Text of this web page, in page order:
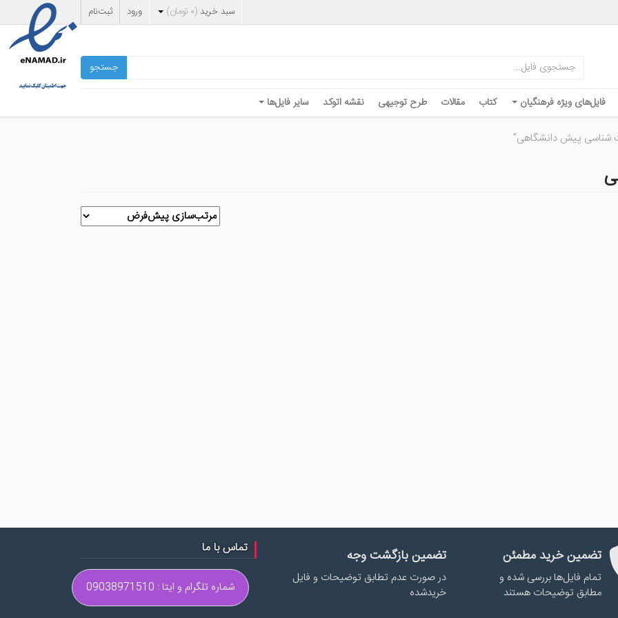
سبد خرید (۰ تومان) ورود ثبت‌نام
جستجو
فایل‌های ویژه فرهنگیان کتاب مقالات طرح توجیهی نقشه اتوکد سایر فایل‌ها
پیش دانشگاهی”
تضمین خرید مطمئن
تمام فایل‌ها بررسی شده و
مطابق توضیحات هستند
تضمین بازگشت وجه
در صورت عدم تطابق توضیحات و فایل
خریدشده
تماس با ما
شماره تلگرام و ایتا : 09038971510